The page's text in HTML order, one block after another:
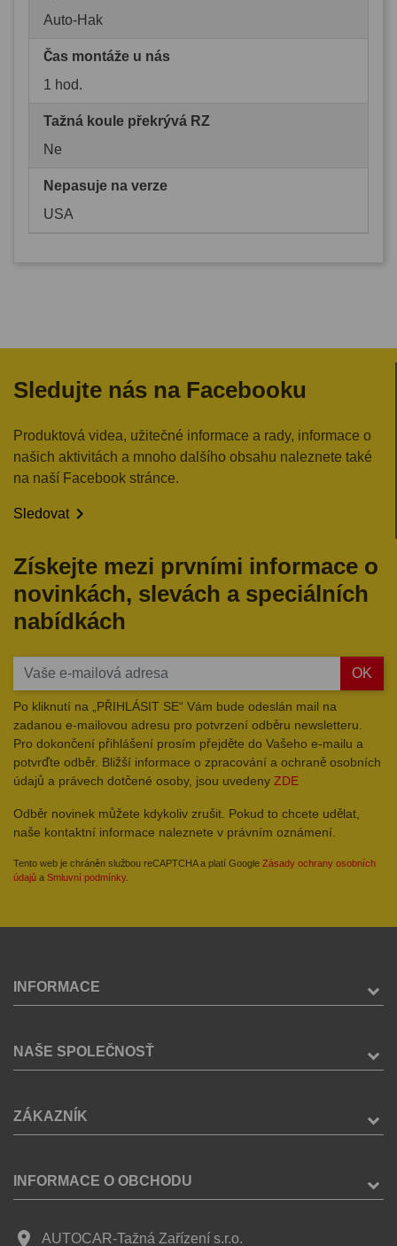
Auto-Hak
Čas montáže u nás
1 hod.
Tažná koule překrývá RZ
Ne
Nepasuje na verze
USA
Sledujte nás na Facebooku
Produktová videa, užitečné informace a rady, informace o
našich aktivitách a mnoho dalšího obsahu naleznete také
na naší Facebook stránce.
Sledovat
Získejte mezi prvními informace o
novinkách, slevách a speciálních
nabídkách
OK
Po kliknutí na „PŘIHLÁSIT SE“ Vám bude odeslán mail na
zadanou e-mailovou adresu pro potvrzení odběru newsletteru.
Pro dokončení přihlášení prosím přejděte do Vašeho e-mailu a
potvrďte odběr. Bližší informace o zpracování a ochraně osobních
údajů a právech dotčené osoby, jsou uvedeny ZDE
Odběr novinek můžete kdykoliv zrušit. Pokud to chcete udělat,
naše kontaktní informace naleznete v právním oznámení.
Tento web je chráněn službou reCAPTCHA a platí Google Zásady ochrany osobních
údajů a Smluvní podmínky.
INFORMACE
NAŠE SPOLEČNOSŤ
ZÁKAZNÍK
INFORMACE O OBCHODU
place AUTOCAR-Tažná Zařízení s.r.o.